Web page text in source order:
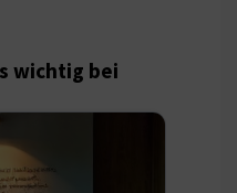
wichtig bei